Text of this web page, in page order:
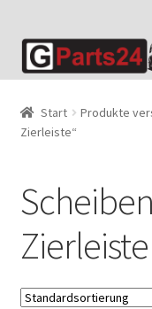
Zur
Navigation
Zum
Inhalt
Start
Produkte
Zierleiste“
Zierleiste